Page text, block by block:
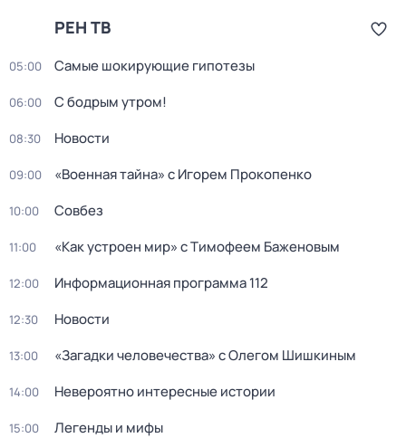
РЕН ТВ
05:00 Самые шoкиpующие гипотезы
06:00 С бодрым утром!
08:30 Новости
09:00 «Военная тайна» с Игорем Прокопенко
10:00 Совбез
11:00 «Как устроен мир» с Тимофеем Баженовым
12:00 Информационная программа 112
12:30 Новости
13:00 «Загадки человечества» с Олегом Шишкиным
14:00 Невероятно интересные истории
15:00 Легенды и мифы